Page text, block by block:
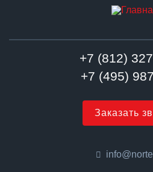
+7 (812)
+7 (495)
Заказать